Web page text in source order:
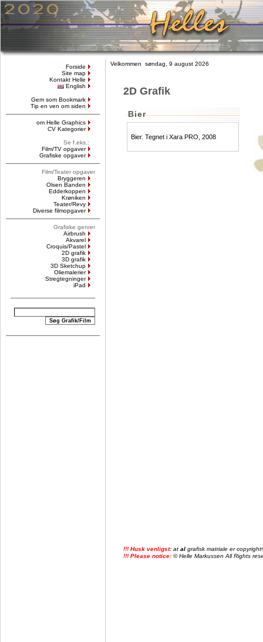
Forside
Site map
Kontakt Helle
English
Gem som Bookmark
Tip en ven om siden
om Helle Graphics
CV Kategorier
Se f.eks.:
Film/TV opgaver
Grafiske opgaver
Film/Teater opgaver
Bryggeren
Olsen Banden
Edderkoppen
Krøniken
Teater/Revy
Diverse filmopgaver
Grafiske genrer
Airbrush
Akvarel
Croquis/Pastel
2D grafik
3D grafik
3D Sketchup
Oliemalerier
Stregtegninger
iPad
Velkommen søndag, 9 august 2026
2D Grafik
Bier
Bier. Tegnet i Xara PRO, 2008
!!! Husk venligst: at al grafisk matriale er
!!! Please notice: © Helle Markussen All Rights